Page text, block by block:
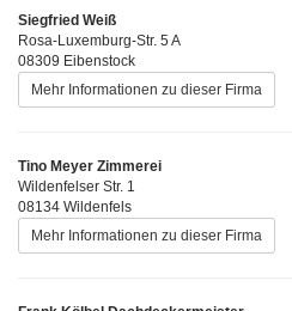
Siegfried Weiß
Rosa-Luxemburg-Str. 5 A
08309 Eibenstock
Mehr Informationen zu dieser Firma
Tino Meyer Zimmerei
Wildenfelser Str. 1
08134 Wildenfels
Mehr Informationen zu dieser Firma